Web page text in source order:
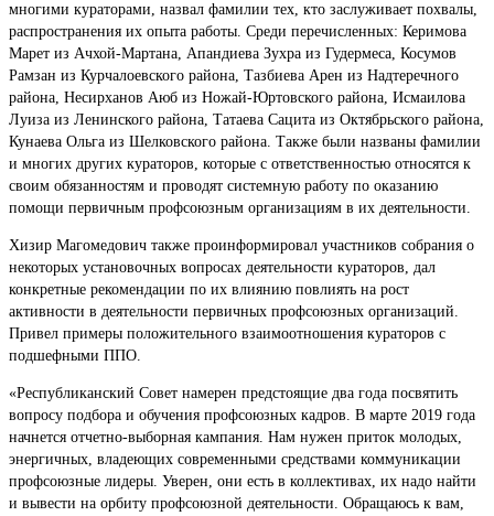
многими кураторами, назвал фамилии тех, кто заслуживает похвалы,
распространения их опыта работы. Среди перечисленных: Керимова
Марет из Ачхой-Мартана, Апандиева Зухра из Гудермеса, Косумов
Рамзан из Курчалоевского района, Тазбиева Арен из Надтеречного
района, Несирханов Аюб из Ножай-Юртовского района, Исмаилова
Луиза из Ленинского района, Татаева Сацита из Октябрьского района,
Кунаева Ольга из Шелковского района. Также были названы фамилии
и многих других кураторов, которые с ответственностью относятся к
своим обязанностям и проводят системную работу по оказанию
помощи первичным профсоюзным организациям в их деятельности.
Хизир Магомедович также проинформировал участников собрания о
некоторых установочных вопросах деятельности кураторов, дал
конкретные рекомендации по их влиянию повлиять на рост
активности в деятельности первичных профсоюзных организаций.
Привел примеры положительного взаимоотношения кураторов с
подшефными ППО.
«Республиканский Совет намерен предстоящие два года посвятить
вопросу подбора и обучения профсоюзных кадров. В марте 2019 года
начнется отчетно-выборная кампания. Нам нужен приток молодых,
энергичных, владеющих современными средствами коммуникации
профсоюзные лидеры. Уверен, они есть в коллективах, их надо найти
и вывести на орбиту профсоюзной деятельности. Обращаюсь к вам,